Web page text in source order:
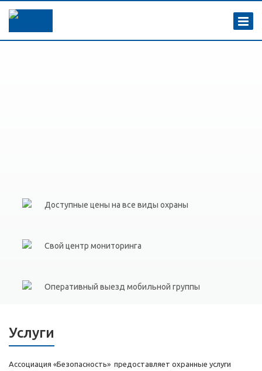
Доступные цены на все виды охраны
Свой центр мониторинга
Оперативный выезд мобильной группы
Услуги
Ассоциация «Безопасность» предоставляет охранные услуги